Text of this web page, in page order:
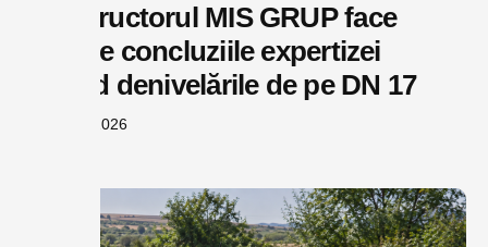
Constructorul MIS GRUP face
publice concluziile expertizei
privind denivelările de pe DN 17
august 6, 2026